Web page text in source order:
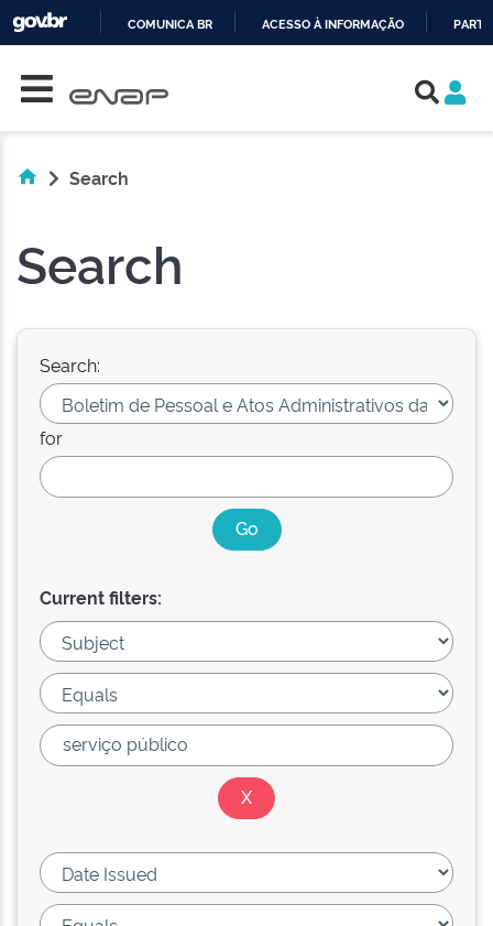
COMUNICA BR ACESSO À INFORMAÇÃO
Search
Search
Search:
for
Current filters: